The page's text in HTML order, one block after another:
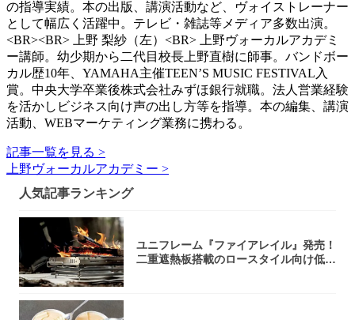
の指導実績。本の出版、講演活動など、ヴォイストレーナー
として幅広く活躍中。テレビ・雑誌等メディア多数出演。
<BR><BR> 上野 梨紗（左）<BR> 上野ヴォーカルアカデミ
ー講師。幼少期から二代目校長上野直樹に師事。バンドボー
カル歴10年、YAMAHA主催TEEN’S MUSIC FESTIVAL入
賞。中央大学卒業後株式会社みずほ銀行就職。法人営業経験
を活かしビジネス向け声の出し方等を指導。本の編集、講演
活動、WEBマーケティング業務に携わる。
記事一覧を見る >
上野ヴォーカルアカデミー >
人気記事ランキング
ユニフレーム『ファイアレイル』発売！
二重遮熱板搭載のロースタイル向け低型